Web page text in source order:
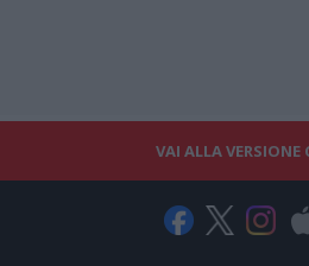
VAI ALLA VERSIONE